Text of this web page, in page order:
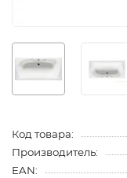
Код товара:
Производитель:
EAN: